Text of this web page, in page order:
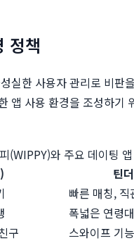
정책
실한 사용자 관리로 비
앱 사용 환경을 조성하
(WIPPY)와 주요 데이팅
틴
빠른 매칭,
폭넓은 연령
구 스와이프 기